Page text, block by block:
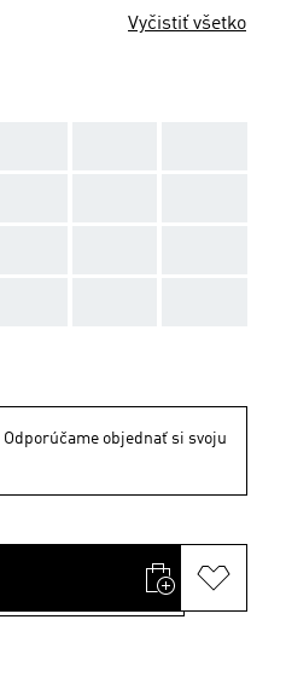
Vyčistiť všetko
Odporúčame objednať si svoju